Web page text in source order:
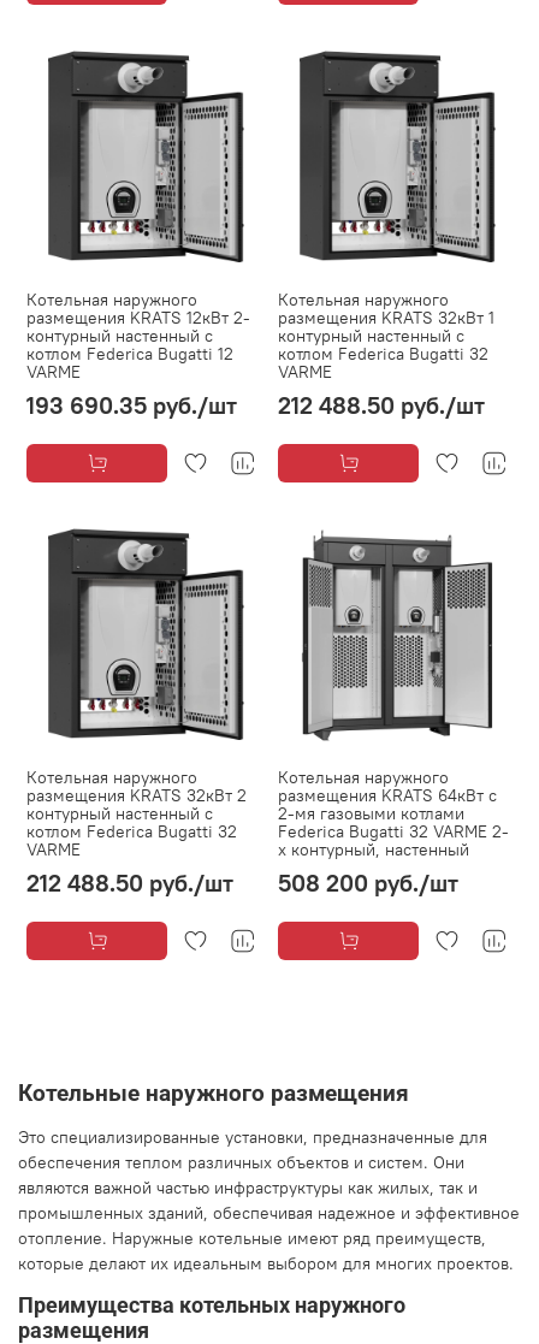
Котельная наружного
размещения KRATS 12кВт 2-
контурный настенный с
котлом Federica Bugatti 12
VARME
193 690.35 руб./шт
Котельная наружного
размещения KRATS 32кВт 1
контурный настенный с
котлом Federica Bugatti 32
VARME
212 488.50 руб./шт
Котельная наружного
размещения KRATS 32кВт 2
контурный настенный с
котлом Federica Bugatti 32
VARME
212 488.50 руб./шт
Котельная наружного
размещения KRATS 64кВт с
2-мя газовыми котлами
Federica Bugatti 32 VARME 2-
х контурный, настенный
508 200 руб./шт
Котельные наружного размещения
Это специализированные установки, предназначенные для
обеспечения теплом различных объектов и систем. Они
являются важной частью инфраструктуры как жилых, так и
промышленных зданий, обеспечивая надежное и эффективное
отопление. Наружные котельные имеют ряд преимуществ,
которые делают их идеальным выбором для многих проектов.
Преимущества котельных наружного
размещения